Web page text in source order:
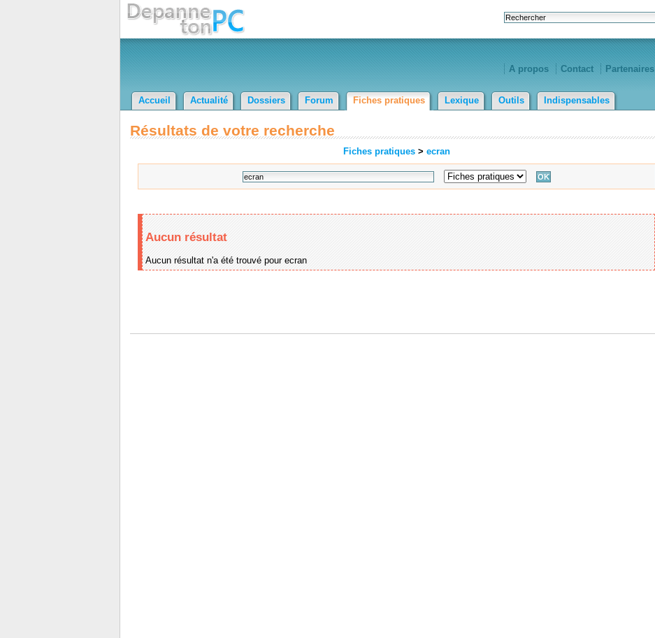
A propos Contact Partenaires
Accueil Actualité Dossiers Forum Fiches pratiques Lexique Outils Indispensables
Résultats de votre recherche
Fiches pratiques> ecran
Aucun résultat
Aucun résultat n'a été trouvé pour ecran